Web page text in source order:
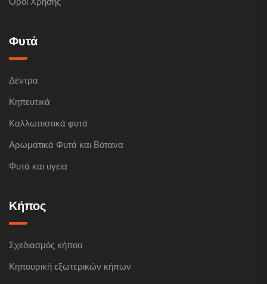
Φυτά
Δέντρα
Κηπευτικά
Καλλωπιστικά φυτά
Αρωματικά Φυτά και Βότανα
Φυτά και υγεία
Κήπος
Σχεδιασμός κήπου
Κηπουρική εξωτερικών κήπων